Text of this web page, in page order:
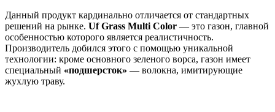
Данный продукт кардинально отличается от стандартных
решений на рынке. Uf Grass Multi Color — это газон, главной
особенностью которого является реалистичность.
Производитель добился этого с помощью уникальной
технологии: кроме основного зеленого ворса, газон имеет
специальный «подшерсток» — волокна, имитирующие
жухлую траву.